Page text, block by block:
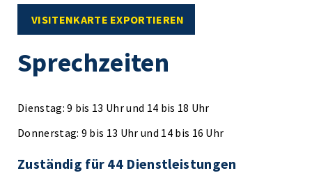
VISITENKARTE EXPORTIEREN
Sprechzeiten
Dienstag: 9 bis 13 Uhr und 14 bis 18 Uhr
Donnerstag: 9 bis 13 Uhr und 14 bis 16 Uhr
Zuständig für 44 Dienstleistungen